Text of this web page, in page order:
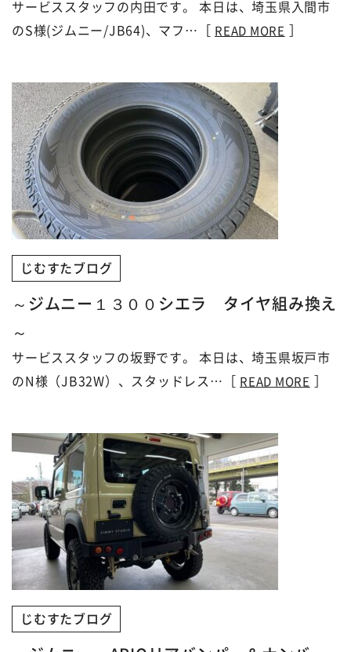
サービススタッフの内田です。 本日は、埼玉県入間市
のS様(ジムニー/JB64)、マフ…［
READ MORE
じむすたブログ
～ジムニー１３００シエラ タイヤ組み換え
～
サービススタッフの坂野です。 本日は、埼玉県坂戸市
のN様（JB32W）、スタッドレス…［
READ MORE
じむすたブログ